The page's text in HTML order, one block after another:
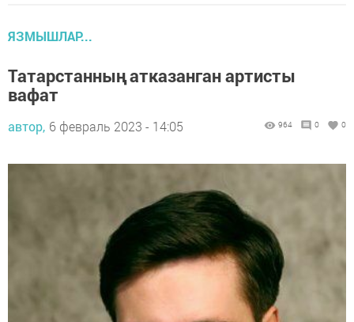
ЯЗМЫШЛАР...
Татарстанның атказанган артисты
вафат
автор, 6 февраль 2023 - 14:05 964 0 0